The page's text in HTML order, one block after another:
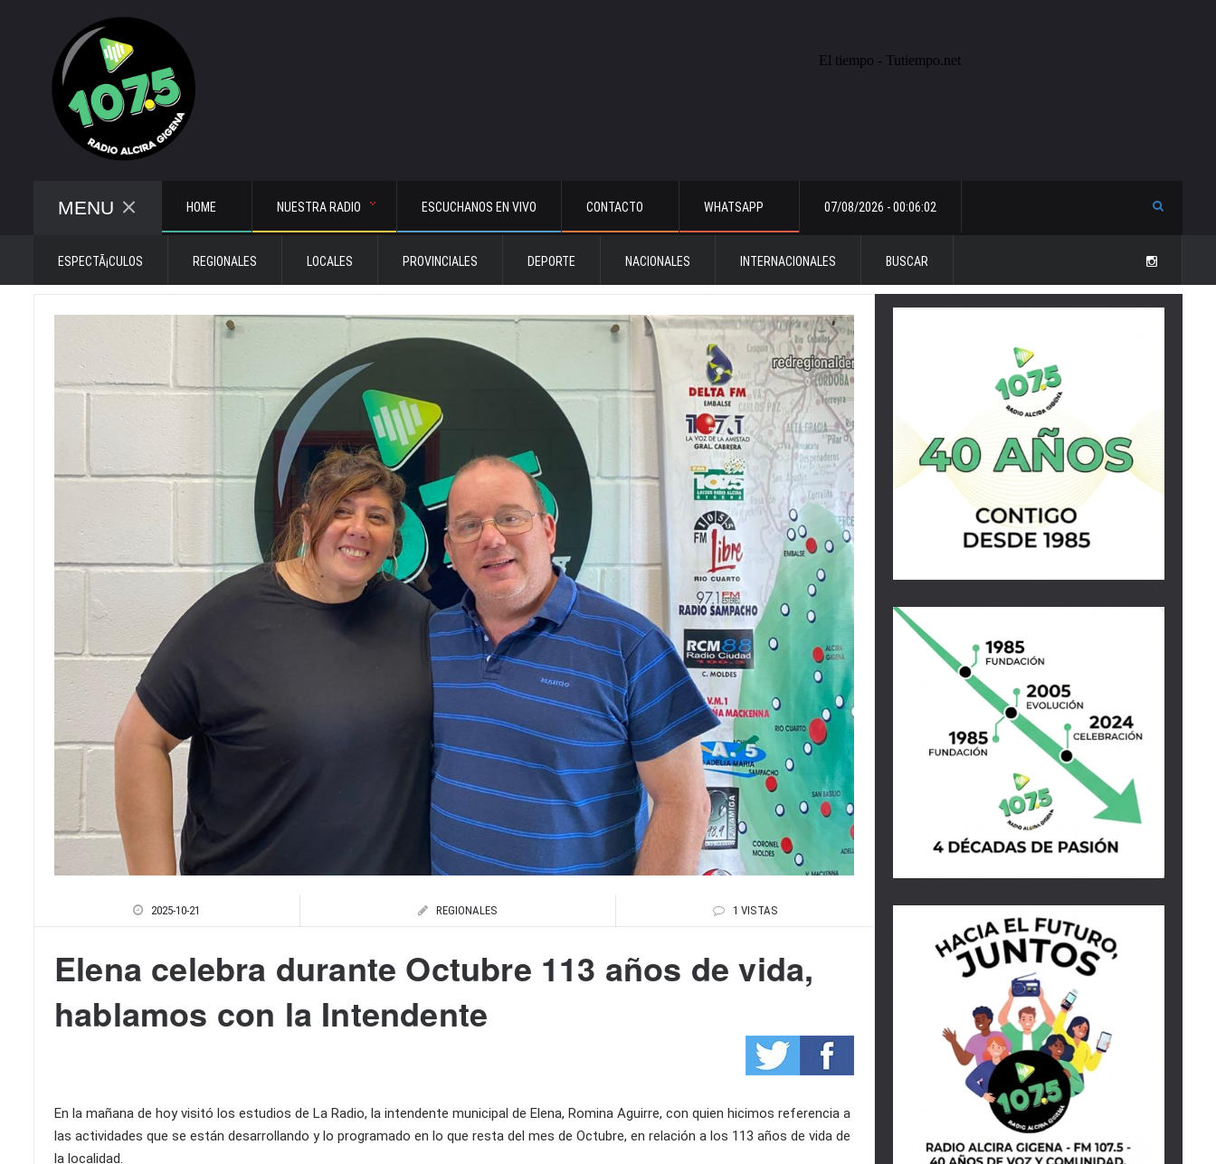
MENU HOME NUESTRA RADIO ESCUCHANOS EN VIVO CONTACTO WHATSAPP 07/08/2026 - 00:06:02
ESPECTÃ¡CULOS REGIONALES LOCALES PROVINCIALES DEPORTE NACIONALES INTERNACIONALES BUSCAR
2025-10-21 REGIONALES 1 VISTAS
Elena celebra durante Octubre 113 años de vida,
hablamos con la Intendente
En la mañana de hoy visitó los estudios de La Radio, la intendente municipal de Elena, Romina Aguirre, con quien hicimos referencia a
las actividades que se están desarrollando y lo programado en lo que resta del mes de Octubre, en relación a los 113 años de vida de
la localidad.